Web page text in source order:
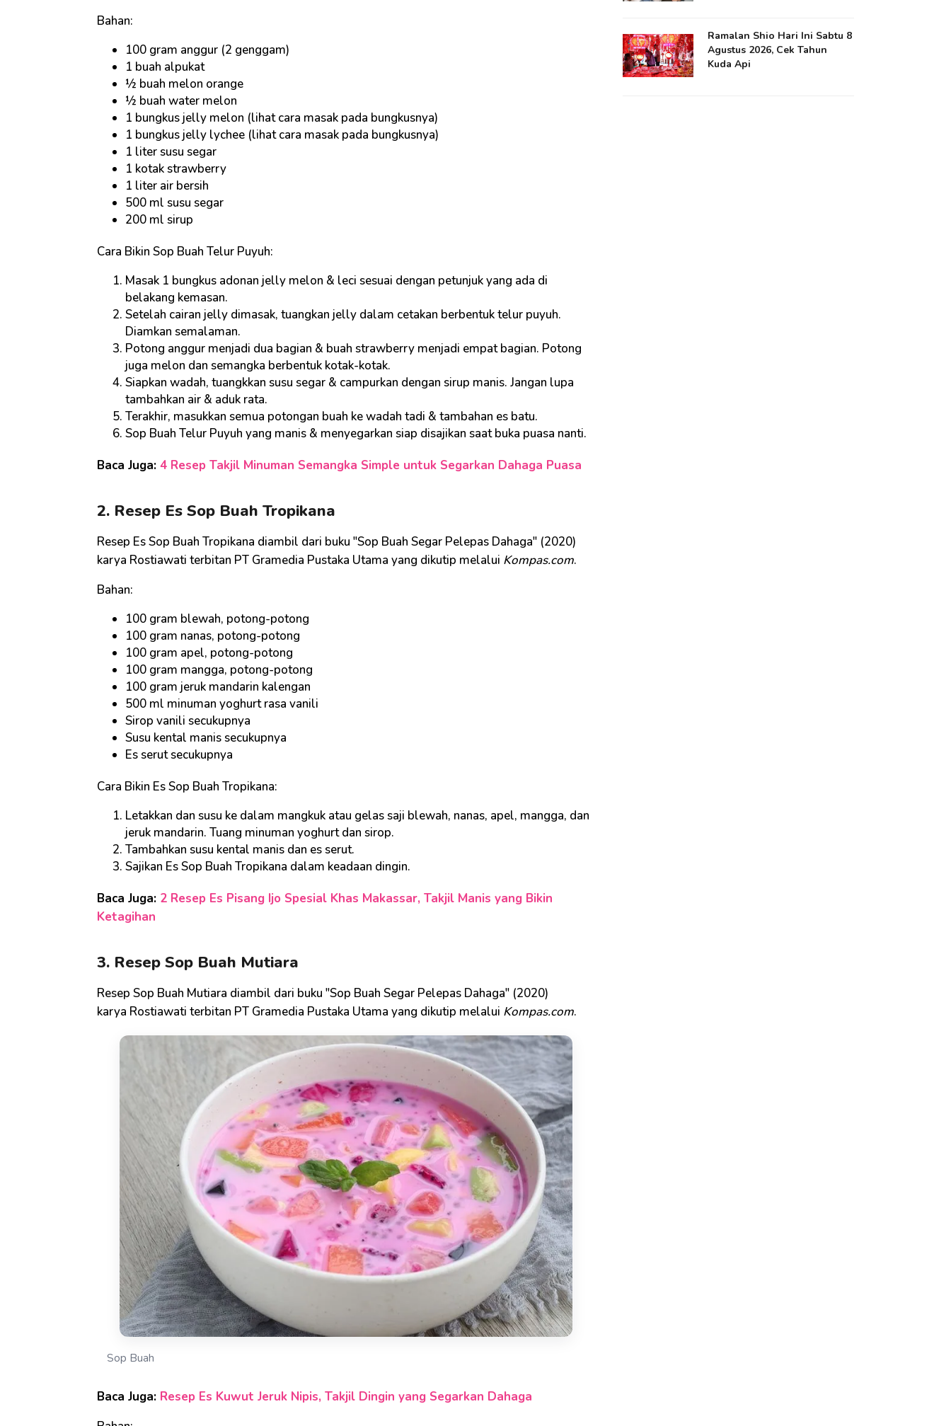
Bahan:
100 gram anggur (2 genggam)
1 buah alpukat
½ buah melon orange
½ buah water melon
1 bungkus jelly melon (lihat cara masak pada bungkusnya)
1 bungkus jelly lychee (lihat cara masak pada bungkusnya)
1 liter susu segar
1 kotak strawberry
1 liter air bersih
500 ml susu segar
200 ml sirup
Cara Bikin Sop Buah Telur Puyuh:
Masak 1 bungkus adonan jelly melon & leci sesuai dengan petunjuk yang ada di
belakang kemasan.
Setelah cairan jelly dimasak, tuangkan jelly dalam cetakan berbentuk telur puyuh.
Diamkan semalaman.
Potong anggur menjadi dua bagian & buah strawberry menjadi empat bagian. Potong
juga melon dan semangka berbentuk kotak-kotak.
Siapkan wadah, tuangkkan susu segar & campurkan dengan sirup manis. Jangan lupa
tambahkan air & aduk rata.
Terakhir, masukkan semua potongan buah ke wadah tadi & tambahan es batu.
Sop Buah Telur Puyuh yang manis & menyegarkan siap disajikan saat buka puasa nanti.
Baca Juga: 4 Resep Takjil Minuman Semangka Simple untuk Segarkan Dahaga Puasa
2. Resep Es Sop Buah Tropikana
Resep Es Sop Buah Tropikana diambil dari buku "Sop Buah Segar Pelepas Dahaga" (2020)
karya Rostiawati terbitan PT Gramedia Pustaka Utama yang dikutip melalui Kompas.com.
Bahan:
100 gram blewah, potong-potong
100 gram nanas, potong-potong
100 gram apel, potong-potong
100 gram mangga, potong-potong
100 gram jeruk mandarin kalengan
500 ml minuman yoghurt rasa vanili
Sirop vanili secukupnya
Susu kental manis secukupnya
Es serut secukupnya
Cara Bikin Es Sop Buah Tropikana:
Letakkan dan susu ke dalam mangkuk atau gelas saji blewah, nanas, apel, mangga, dan
jeruk mandarin. Tuang minuman yoghurt dan sirop.
Tambahkan susu kental manis dan es serut.
Sajikan Es Sop Buah Tropikana dalam keadaan dingin.
Baca Juga: 2 Resep Es Pisang Ijo Spesial Khas Makassar, Takjil Manis yang Bikin
Ketagihan
3. Resep Sop Buah Mutiara
Resep Sop Buah Mutiara diambil dari buku "Sop Buah Segar Pelepas Dahaga" (2020)
karya Rostiawati terbitan PT Gramedia Pustaka Utama yang dikutip melalui Kompas.com.
Sop Buah
Baca Juga: Resep Es Kuwut Jeruk Nipis, Takjil Dingin yang Segarkan Dahaga
Ramalan Shio Hari Ini Sabtu 8
Agustus 2026, Cek Tahun
Kuda Api